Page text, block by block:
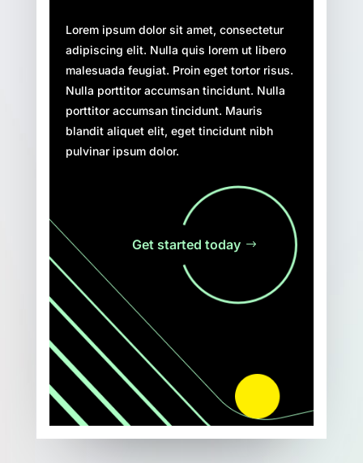
Lorem ipsum dolor sit amet, consectetur
adipiscing elit. Nulla quis lorem ut libero
malesuada feugiat. Proin eget tortor risus.
Nulla porttitor accumsan tincidunt. Nulla
porttitor accumsan tincidunt. Mauris
blandit aliquet elit, eget tincidunt nibh
pulvinar ipsum dolor.
Get started today